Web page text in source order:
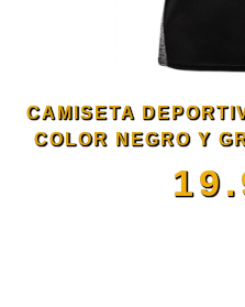
CAMISETA
COLOR NEGRO Y